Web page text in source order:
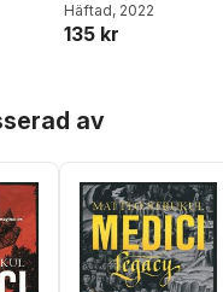
Häftad, 2022
135 kr
av